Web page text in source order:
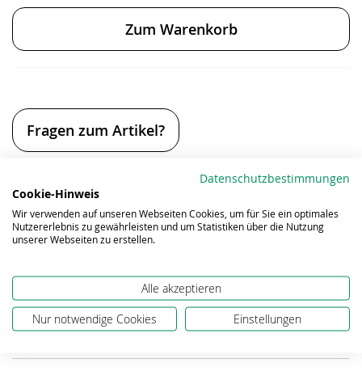
Zum Warenkorb
Fragen zum Artikel?
Alle Preise inkl. ges. MwSt., zzgl.Versandkosten.
Eigenschaften
Downloads
Datenschutzbestimmungen
Cookie-Hinweis
Wir verwenden auf unseren Webseiten Cookies, um für Sie ein optimales
Nutzererlebnis zu gewährleisten und um Statistiken über die Nutzung
unserer Webseiten zu erstellen.
Alle akzeptieren
Nur notwendige Cookies Einstellungen